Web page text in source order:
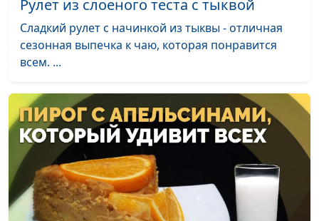
из клюквы с фруктами
Ягодный тарт
Светлана
Хапама и напиток с мятой и
базиликом
Гегецик
Шахназарян
#40
Сэндвичи с чечевичной
запеканкой
Диана
Лаишевцева
#39
Рогалики с финиками и
конфетки из киви
Диана
Лаишевцева
Рулет из слоеного теста с тыквой
Сладкий рулет с начинкой из тыквы - отличная
сезонная выпечка к чаю, которая понравится
всем. ...